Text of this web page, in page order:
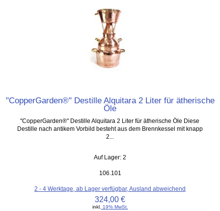
"CopperGarden®" Destille Alquitara 2 Liter für ätherische
Öle
"CopperGarden®" Destille Alquitara 2 Liter für ätherische Öle Diese
Destille nach antikem Vorbild besteht aus dem Brennkessel mit knapp
2...
Auf Lager: 2
106.101
2 - 4 Werktage, ab Lager verfügbar, Ausland abweichend
324,00 €
inkl.
19% MwSt.